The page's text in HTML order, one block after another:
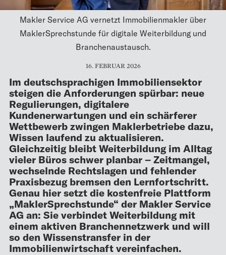
Makler Service AG vernetzt Immobilienmakler über
MaklerSprechstunde für digitale Weiterbildung und
Branchenaustausch.
16. FEBRUAR 2026
Im deutschsprachigen Immobiliensektor
steigen die Anforderungen spürbar: neue
Regulierungen, digitalere
Kundenerwartungen und ein schärferer
Wettbewerb zwingen Maklerbetriebe dazu,
Wissen laufend zu aktualisieren.
Gleichzeitig bleibt Weiterbildung im Alltag
vieler Büros schwer planbar – Zeitmangel,
wechselnde Rechtslagen und fehlender
Praxisbezug bremsen den Lernfortschritt.
Genau hier setzt die kostenfreie Plattform
„MaklerSprechstunde“ der Makler Service
AG an: Sie verbindet Weiterbildung mit
einem aktiven Branchennetzwerk und will
so den Wissenstransfer in der
Immobilienwirtschaft vereinfachen.